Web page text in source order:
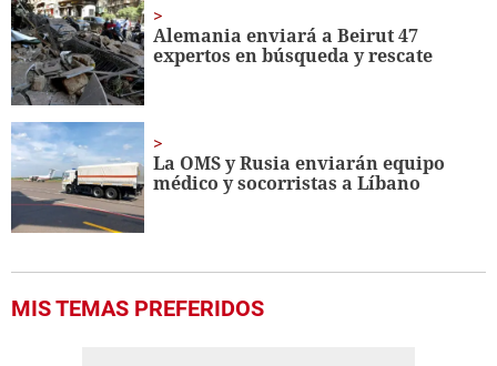
Alemania enviará a Beirut 47
expertos en búsqueda y rescate
La OMS y Rusia enviarán equipo
médico y socorristas a Líbano
MIS TEMAS PREFERIDOS